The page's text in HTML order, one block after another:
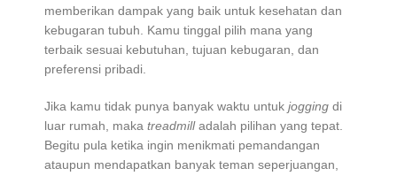
memberikan dampak yang baik untuk kesehatan dan
kebugaran tubuh. Kamu tinggal pilih mana yang
terbaik sesuai kebutuhan, tujuan kebugaran, dan
preferensi pribadi.
Jika kamu tidak punya banyak waktu untuk jogging di
luar rumah, maka treadmilladalah pilihan yang tepat.
Begitu pula ketika ingin menikmati pemandangan
ataupun mendapatkan banyak teman seperjuangan,